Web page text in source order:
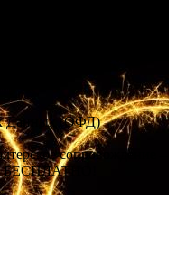
Данных (ОФД)
сопровождение –
БЕСПЛАТНО!